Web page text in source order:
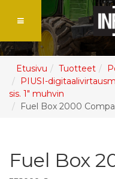
Etusivu Tuotteet
PIUSI-
sis. 1" muhvin
Fuel Box 2000
Fuel Box